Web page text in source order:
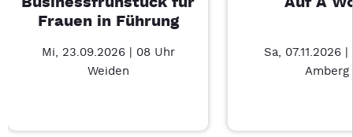
Frauen in Führung
Mi, 23.09.2026 | 08 Uhr
Weiden
Sa, 07.11.2026
Amberg